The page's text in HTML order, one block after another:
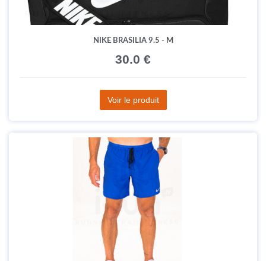
NIKE BRASILIA 9.5 - M
30.0 €
Voir le produit